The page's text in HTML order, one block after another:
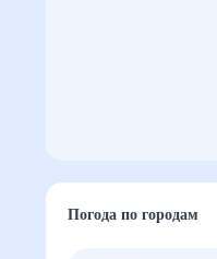
Погода по городам